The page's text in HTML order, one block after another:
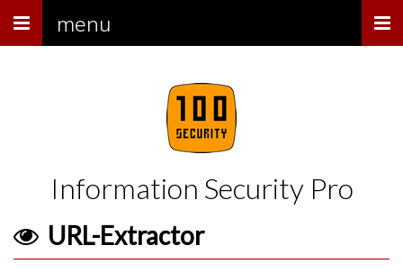
Menu menu
Information Security Pro
URL-Extractor